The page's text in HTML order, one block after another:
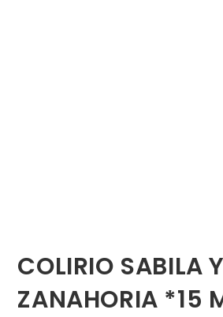
COLIRIO SABILA Y
ZANAHORIA *15